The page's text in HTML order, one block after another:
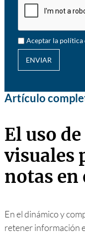
Aceptar la política
ENVIAR
Artículo
El uso
visuales
notas
En el dinámico y
retener información